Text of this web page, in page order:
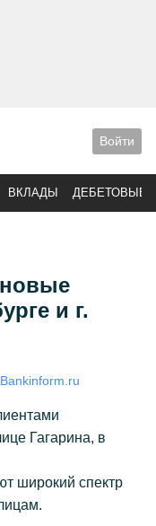
Войти
ВКЛАДЫ ДЕБЕТОВЫЕ
и г.
Гагарина, в
широкий спектр